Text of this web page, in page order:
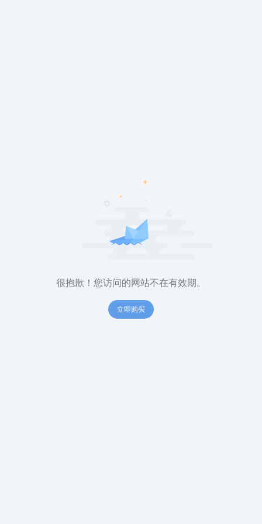
很抱歉！您访问的网站不在有效期。
立即购买